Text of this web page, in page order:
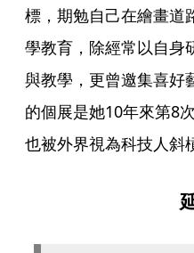
標，期勉自己在繪畫道
學教育，除經常以自身
與教學，更曾邀集喜好
的個展是她10年來第8
也被外界視為科技人斜